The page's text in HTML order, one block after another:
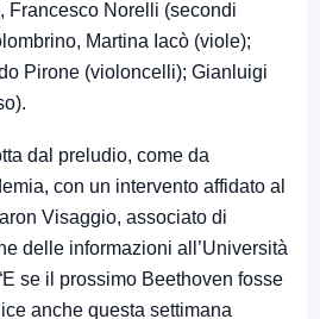
Francesco Norelli (secondi
Martina Iacò (viole);
Pirone (violoncelli); Gianluigi
dal preludio, come da
con un intervento affidato al
Visaggio, associato di
delle informazioni all’Università
se il prossimo Beethoven fosse
anche questa settimana